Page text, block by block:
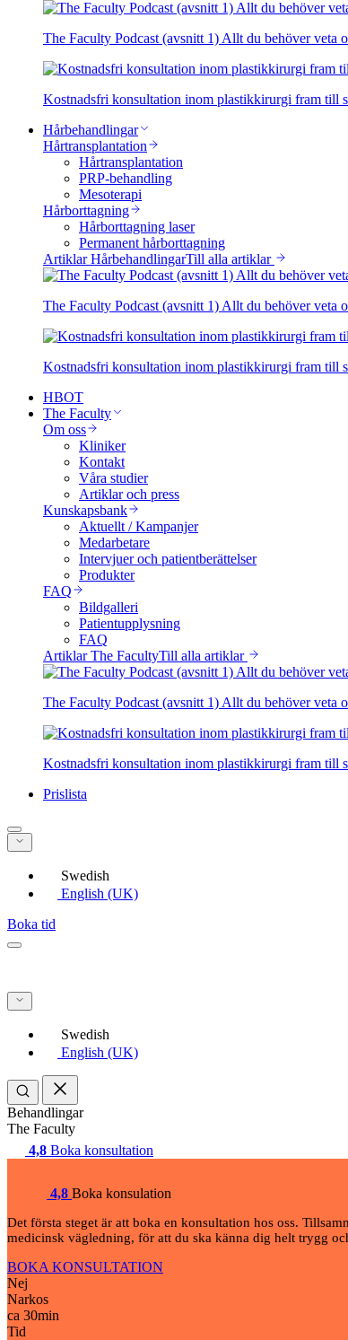
The Faculty Podcast (avsnitt 1) Allt du behöver veta
Kostnadsfri konsultation inom plastikkirurgi fram till
Hårbehandlingar
Hårtransplantation
Hårtransplantation
PRP-behandling
Mesoterapi
Hårborttagning
Hårborttagning laser
Permanent hårborttagning
Artiklar HårbehandlingarTill alla artiklar
The Faculty Podcast (avsnitt 1) Allt du behöver veta
Kostnadsfri konsultation inom plastikkirurgi fram till
HBOT
The Faculty
Om oss
Kliniker
Kontakt
Våra studier
Artiklar och press
Kunskapsbank
Aktuellt / Kampanjer
Medarbetare
Intervjuer och patientberättelser
Produkter
FAQ
Bildgalleri
Patientupplysning
FAQ
Artiklar The FacultyTill alla artiklar
The Faculty Podcast (avsnitt 1) Allt du behöver veta
Kostnadsfri konsultation inom plastikkirurgi fram till
Prislista
Swedish
English (UK)
Boka tid
Swedish
English (UK)
Behandlingar
The Faculty
4,8 Boka konsultation
4,8 Boka konsulation
Det första steget är att boka en konsultation hos oss.
medicinsk vägledning, för att du ska känna dig helt trygg
BOKA KONSULTATION
Nej
Narkos
ca 30min
Tid